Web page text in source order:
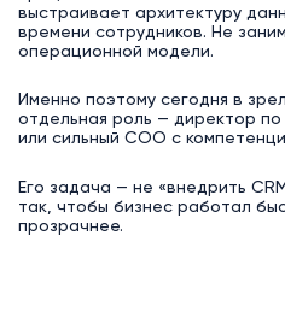
выстраивает архитектуру
времени сотрудников. Не
операционной модели.
Именно поэтому сегодня в
отдельная роль — директор
или сильный COO с
Его задача — не «внедрить
так, чтобы бизнес работал
прозрачнее.